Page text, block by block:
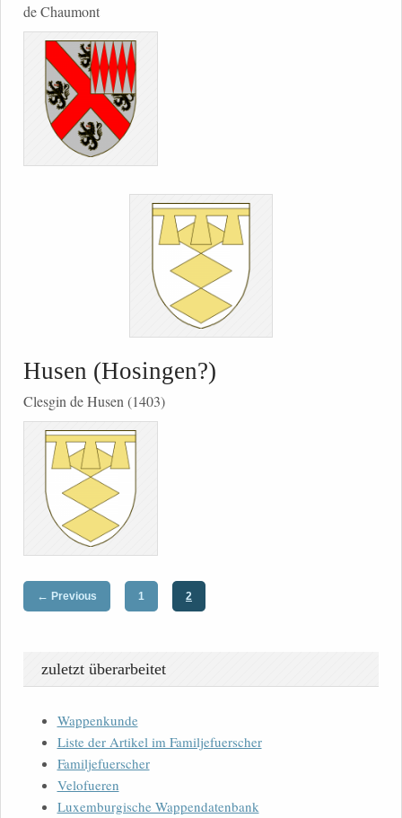
de Chaumont
Husen (Hosingen?)
Clesgin de Husen (1403)
← Previous 1 2
zuletzt überarbeitet
Wappenkunde
Liste der Artikel im Familjefuerscher
Familjefuerscher
Velofueren
Luxemburgische Wappendatenbank